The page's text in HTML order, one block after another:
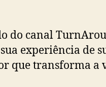
do canal
experiência de
que transforma a